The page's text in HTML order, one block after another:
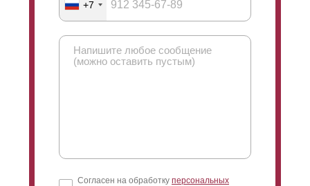
+7
Согласен на обработку персональных